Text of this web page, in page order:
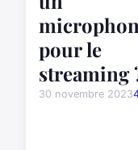
pour le
streaming
30 novembre 2023